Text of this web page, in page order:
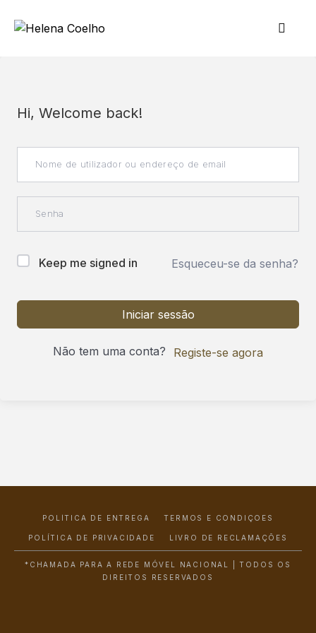
Hi, Welcome back!
Keep me signed in Esqueceu-se da senha?
Iniciar sessão
Não tem uma conta? Registe-se agora
POLÍTICA DE ENTREGA TERMOS E CONDIÇÕES
POLÍTICA DE PRIVACIDADE LIVRO DE RECLAMAÇÕES
*CHAMADA PARA A REDE MÓVEL NACIONAL | TODOS OS
DIREITOS RESERVADOS